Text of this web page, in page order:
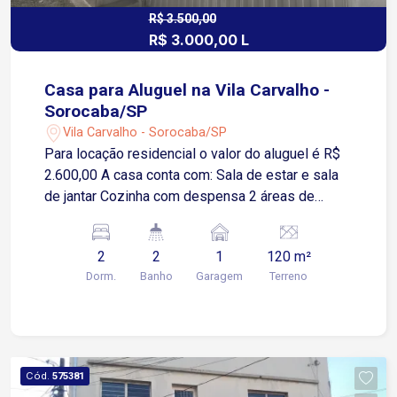
R$ 3.500,00
R$ 3.000,00 L
Casa para Aluguel na Vila Carvalho -
Sorocaba/SP
Vila Carvalho - Sorocaba/SP
Para locação residencial o valor do aluguel é R$
2.600,00 A casa conta com: Sala de estar e sala
de jantar Cozinha com despensa 2 áreas de
embutidos Varanda Terraço com ótimo espaço 1
vaga de garagem coberta A apenas 300 metros
da Avenida General Osório 400 metros da
Região com fácil acesso ao Centro da cidade,
comércios, supermercados, farmácias, escolas,
2
Dorm.
2
Banho
1
Garagem
120 m²
Terreno
Cód. 575381